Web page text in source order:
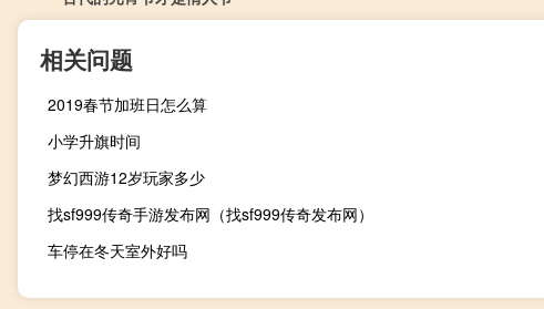
相关问题
2019春节加班日怎么算
小学升旗时间
梦幻西游12岁玩家多少
找sf999传奇手游发布网（找sf999传奇发布网）
车停在冬天室外好吗